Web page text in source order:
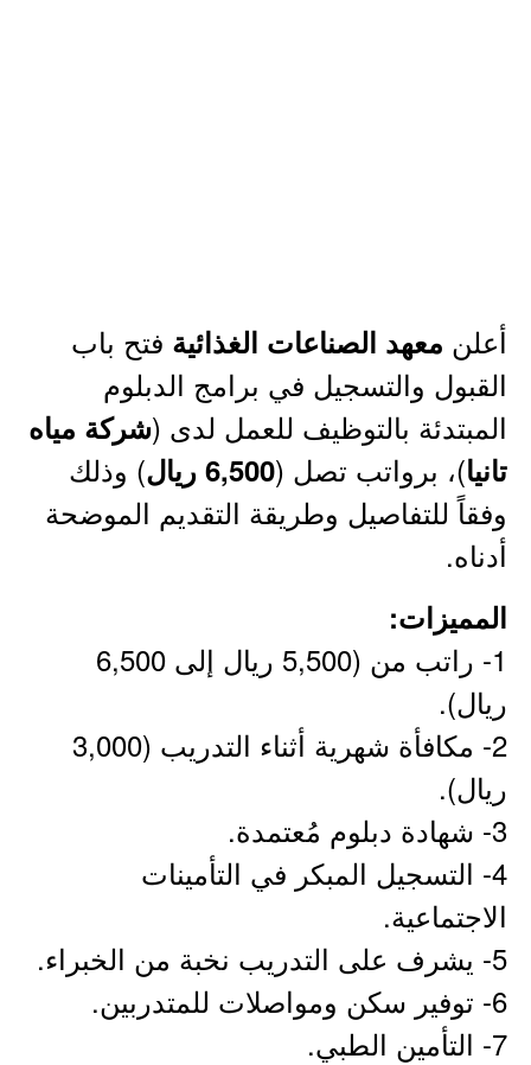
أعلن معهد الصناعات الغذائية فتح باب
القبول والتسجيل في برامج الدبلوم
المبتدئة بالتوظيف للعمل لدى (شركة مياه
تانيا)، برواتب تصل (6,500 ريال
) وذلك
وفقاً للتفاصيل وطريقة التقديم الموضحة
أدناه.
المميزات:
1- راتب من (5,500 ريال إلى 6,500
ريال).
2- مكافأة شهرية أثناء التدريب (3,000
ريال).
3- شهادة دبلوم مُعتمدة.
4- التسجيل المبكر في التأمينات
الاجتماعية.
5- يشرف على التدريب نخبة من الخبراء.
6- توفير سكن ومواصلات للمتدربين.
7- التأمين الطبي.